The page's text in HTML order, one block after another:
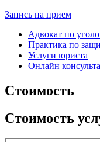
Запись на прием
Адвокат по
Практика по
Услуги юриста
Онлайн
Стоимость
Стоимость